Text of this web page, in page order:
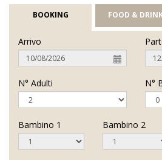
BOOKING FOOD &
Arrivo
N° Adulti N°
Bambino 1 Bambino 2